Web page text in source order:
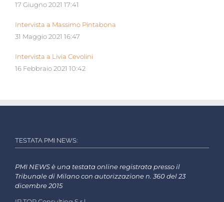
17 Giugno 2021 17:41
Intervista a Massimo Pintabona
31 Maggio 2021 16:47
Intervista a Livia Cevolini
16 Febbraio 2021 10:42
TESTATA PMI NEWS:
PMI NEWS è una testata online registrata presso il
Tribunale di Milano con autorizzazione n. 360 del 23
dicembre 2015